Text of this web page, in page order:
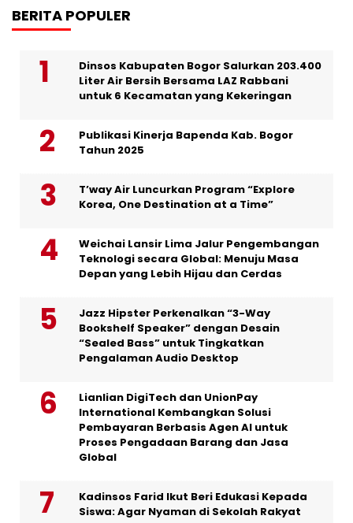
BERITA POPULER
Dinsos Kabupaten Bogor Salurkan 203.400
Liter Air Bersih Bersama LAZ Rabbani
untuk 6 Kecamatan yang Kekeringan
Publikasi Kinerja Bapenda Kab. Bogor
Tahun 2025
T’way Air Luncurkan Program “Explore
Korea, One Destination at a Time”
Weichai Lansir Lima Jalur Pengembangan
Teknologi secara Global: Menuju Masa
Depan yang Lebih Hijau dan Cerdas
Jazz Hipster Perkenalkan “3-Way
Bookshelf Speaker” dengan Desain
“Sealed Bass” untuk Tingkatkan
Pengalaman Audio Desktop
Lianlian DigiTech dan UnionPay
International Kembangkan Solusi
Pembayaran Berbasis Agen AI untuk
Proses Pengadaan Barang dan Jasa
Global
Kadinsos Farid Ikut Beri Edukasi Kepada
Siswa: Agar Nyaman di Sekolah Rakyat